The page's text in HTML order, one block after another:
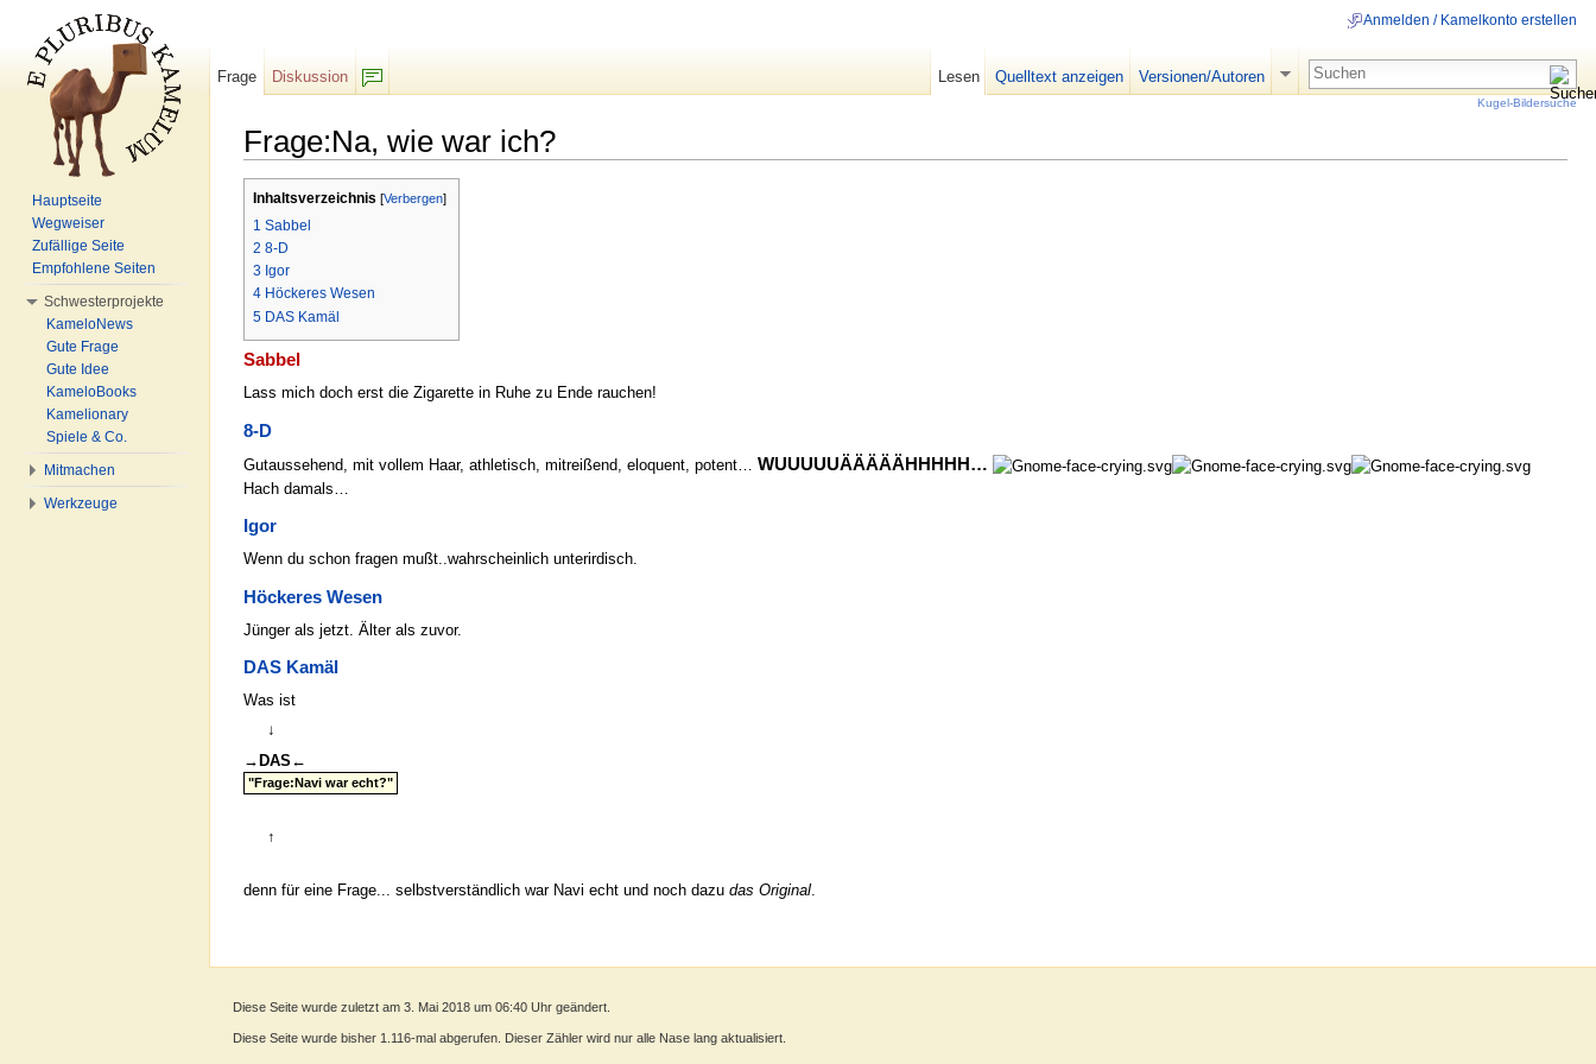
Frage:Na, wie war ich?
Inhaltsverzeichnis [Verbergen]
1 Sabbel
2 8-D
3 Igor
4 Höckeres Wesen
5 DAS Kamäl
Sabbel
Lass mich doch erst die Zigarette in Ruhe zu Ende rauchen!
8-D
Gutaussehend, mit vollem Haar, athletisch, mitreißend, eloquent, potent… WUUUUUÄÄÄÄÄHHHHH…
Hach damals…
Igor
Wenn du schon fragen mußt..wahrscheinlich unterirdisch.
Höckeres Wesen
Jünger als jetzt. Älter als zuvor.
DAS Kamäl
Was ist
↓
→ DAS ←
"Frage:Navi war echt?"
↑
denn für eine Frage... selbstverständlich war Navi echt und noch dazu das Original
Anmelden / Kamelkonto erstellen
Frage
Diskussion
Lesen Quelltext anzeigen Versionen/Autoren
Kugel-Bildersuche
Hauptseite
Wegweiser
Zufällige Seite
Empfohlene Seiten
Schwesterprojekte
KameloNews
Gute Frage
Gute Idee
KameloBooks
Kamelionary
Spiele & Co.
Mitmachen
Werkzeuge
Diese Seite wurde zuletzt am 3. Mai 2018 um 06:40 Uhr geändert.
Diese Seite wurde bisher 1.116-mal abgerufen. Dieser Zähler wird nur alle Nase lang aktualisiert.